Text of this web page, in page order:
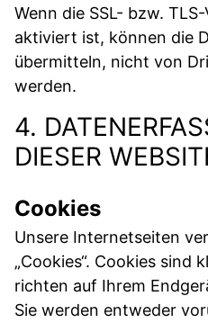
Wenn die SSL- bzw.
aktiviert ist, können die
übermitteln, nicht von
werden.
4.
DIESER
Cookies
Unsere Internetseiten
„Cookies“. Cookies sind
richten auf Ihrem
Sie werden entweder